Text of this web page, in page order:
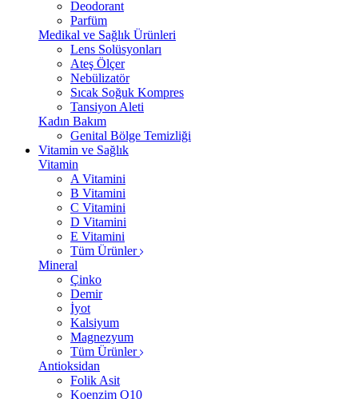
Deodorant
Parfüm
Medikal ve Sağlık Ürünleri
Lens Solüsyonları
Ateş Ölçer
Nebülizatör
Sıcak Soğuk Kompres
Tansiyon Aleti
Kadın Bakım
Genital Bölge Temizliği
Vitamin ve Sağlık
Vitamin
A Vitamini
B Vitamini
C Vitamini
D Vitamini
E Vitamini
Tüm Ürünler
Mineral
Çinko
Demir
İyot
Kalsiyum
Magnezyum
Tüm Ürünler
Antioksidan
Folik Asit
Koenzim Q10